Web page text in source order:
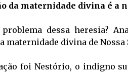
da maternidade divina é a
dessa heresia?
maternidade divina de Nossa
foi Nestório, o indigno